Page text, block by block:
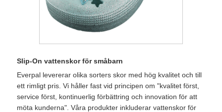
Slip-On vattenskor för småbarn
Everpal levererar olika sorters skor med hög kvalitet och till
ett rimligt pris. Vi håller fast vid principen om "kvalitet först,
service först, kontinuerlig förbättring och innovation för att
möta kunderna". Våra produkter inkluderar vattenskor för